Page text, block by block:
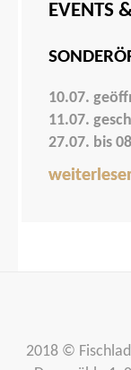
EVENTS
10.07.
11.07.
27.07. bis
2018 ©